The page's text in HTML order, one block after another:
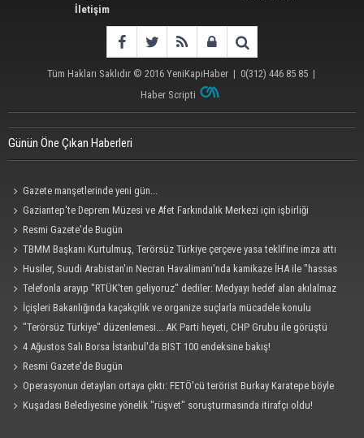
İletişim
Tüm Hakları Saklıdır © 2016 YeniKapıHaber| 0(312) 446 85 85|
Haber Scripti
Günün Öne Çıkan Haberleri
Gazete manşetlerinde yeni gün...
Gaziantep'te Deprem Müzesi ve Afet Farkındalık Merkezi için işbirliği
protokolü imzalandı
Resmi Gazete'de Bugün
TBMM Başkanı Kurtulmuş, Terörsüz Türkiye çerçeve yasa teklifine imza attı
Husiler, Suudi Arabistan'ın Necran Havalimanı'nda kamikaze İHA ile "hassas
bir hedefi" vurduklarını açıkladı
Telefonla arayıp "RTÜK'ten geliyoruz" dediler: Medyayı hedef alan akılalmaz
tuzak ifşa oldu
İçişleri Bakanlığında kaçakçılık ve organize suçlarla mücadele konulu
güvenlik toplantısı yapıldı
"Terörsüz Türkiye" düzenlemesi... AK Parti heyeti, CHP Grubu ile görüştü
4 Ağustos Salı Borsa İstanbul'da BIST 100 endeksine bakış!
Resmi Gazete'de Bugün
Operasyonun detayları ortaya çıktı: FETÖ'cü terörist Burkay Karatepe böyle
yakalandı!
Kuşadası Belediyesine yönelik "rüşvet" soruşturmasında itirafçı oldu!